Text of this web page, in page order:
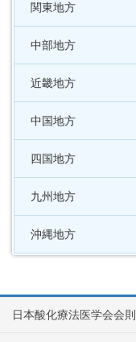
関東地方
中部地方
近畿地方
中国地方
四国地方
九州地方
沖縄地方
日本酸化療法医学会会則